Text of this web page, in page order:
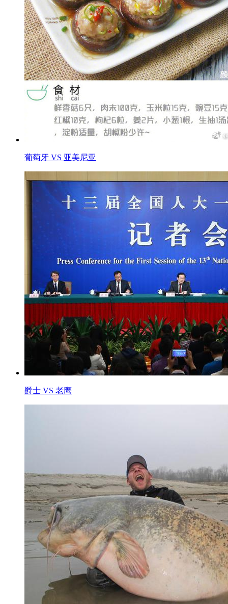
葡萄牙 VS 亚美尼亚
爵士 VS 老鹰